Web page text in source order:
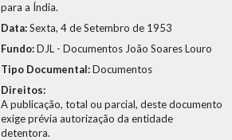
para a Índia.
Data:Sexta, 4 de Setembro de 1953
Fundo:DJL - Documentos João Soares Louro
Tipo Documental:Documentos
Direitos:
A publicação, total ou parcial, deste documento
exige prévia autorização da entidade
detentora.